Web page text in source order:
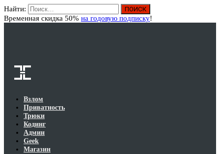
Найти:
Временная скидка 50% на годовую подписку!
Взлом
Приватность
Трюки
Кодинг
Админ
Geek
Магазин